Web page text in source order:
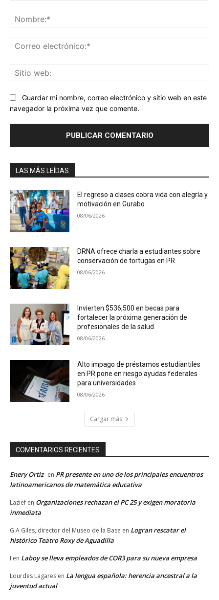
Guardar mi nombre, correo electrónico y sitio web en este
navegador la próxima vez que comente.
LAS MÁS LEÍDAS
El regreso a clases cobra vida con alegría y
motivación en Gurabo
08/06/2026
DRNA ofrece charla a estudiantes sobre
conservación de tortugas en PR
08/06/2026
Invierten $536,500 en becas para
fortalecer la próxima generación de
profesionales de la salud
08/06/2026
Alto impago de préstamos estudiantiles
en PR pone en riesgo ayudas federales
para universidades
08/06/2026
Cargar más
COMENTARIOS RECIENTES
Enery Ortiz en PR presente en uno de los principales encuentros
latinoamericanos de matemática educativa
Lazief en Organizaciones rechazan el PC 25 y exigen moratoria
inmediata
G A Giles, director del Museo de la Base en Logran rescatar el
histórico Teatro Roxy de Aguadilla
I en Laboy se lleva empleados de COR3 para su nueva empresa
Lourdes Lagares en La lengua española: herencia ancestral a la
juventud actual